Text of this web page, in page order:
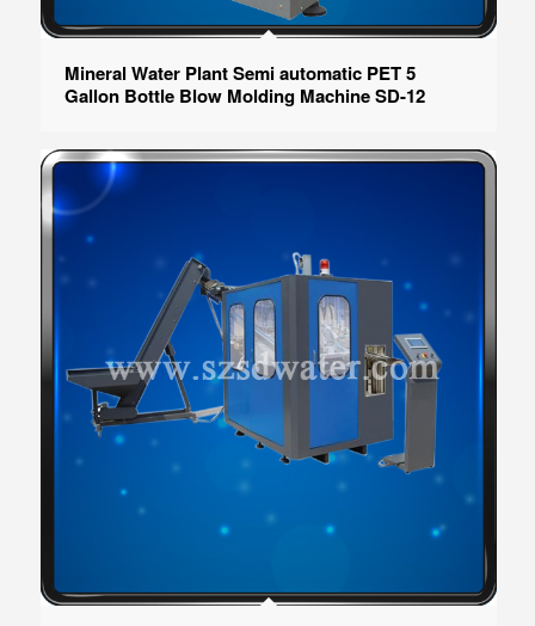
Mineral Water Plant Semi automatic PET 5
Gallon Bottle Blow Molding Machine SD-12